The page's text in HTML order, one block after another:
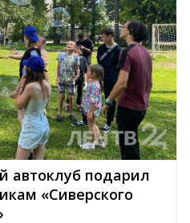
автоклуб подарил
«Сиверского